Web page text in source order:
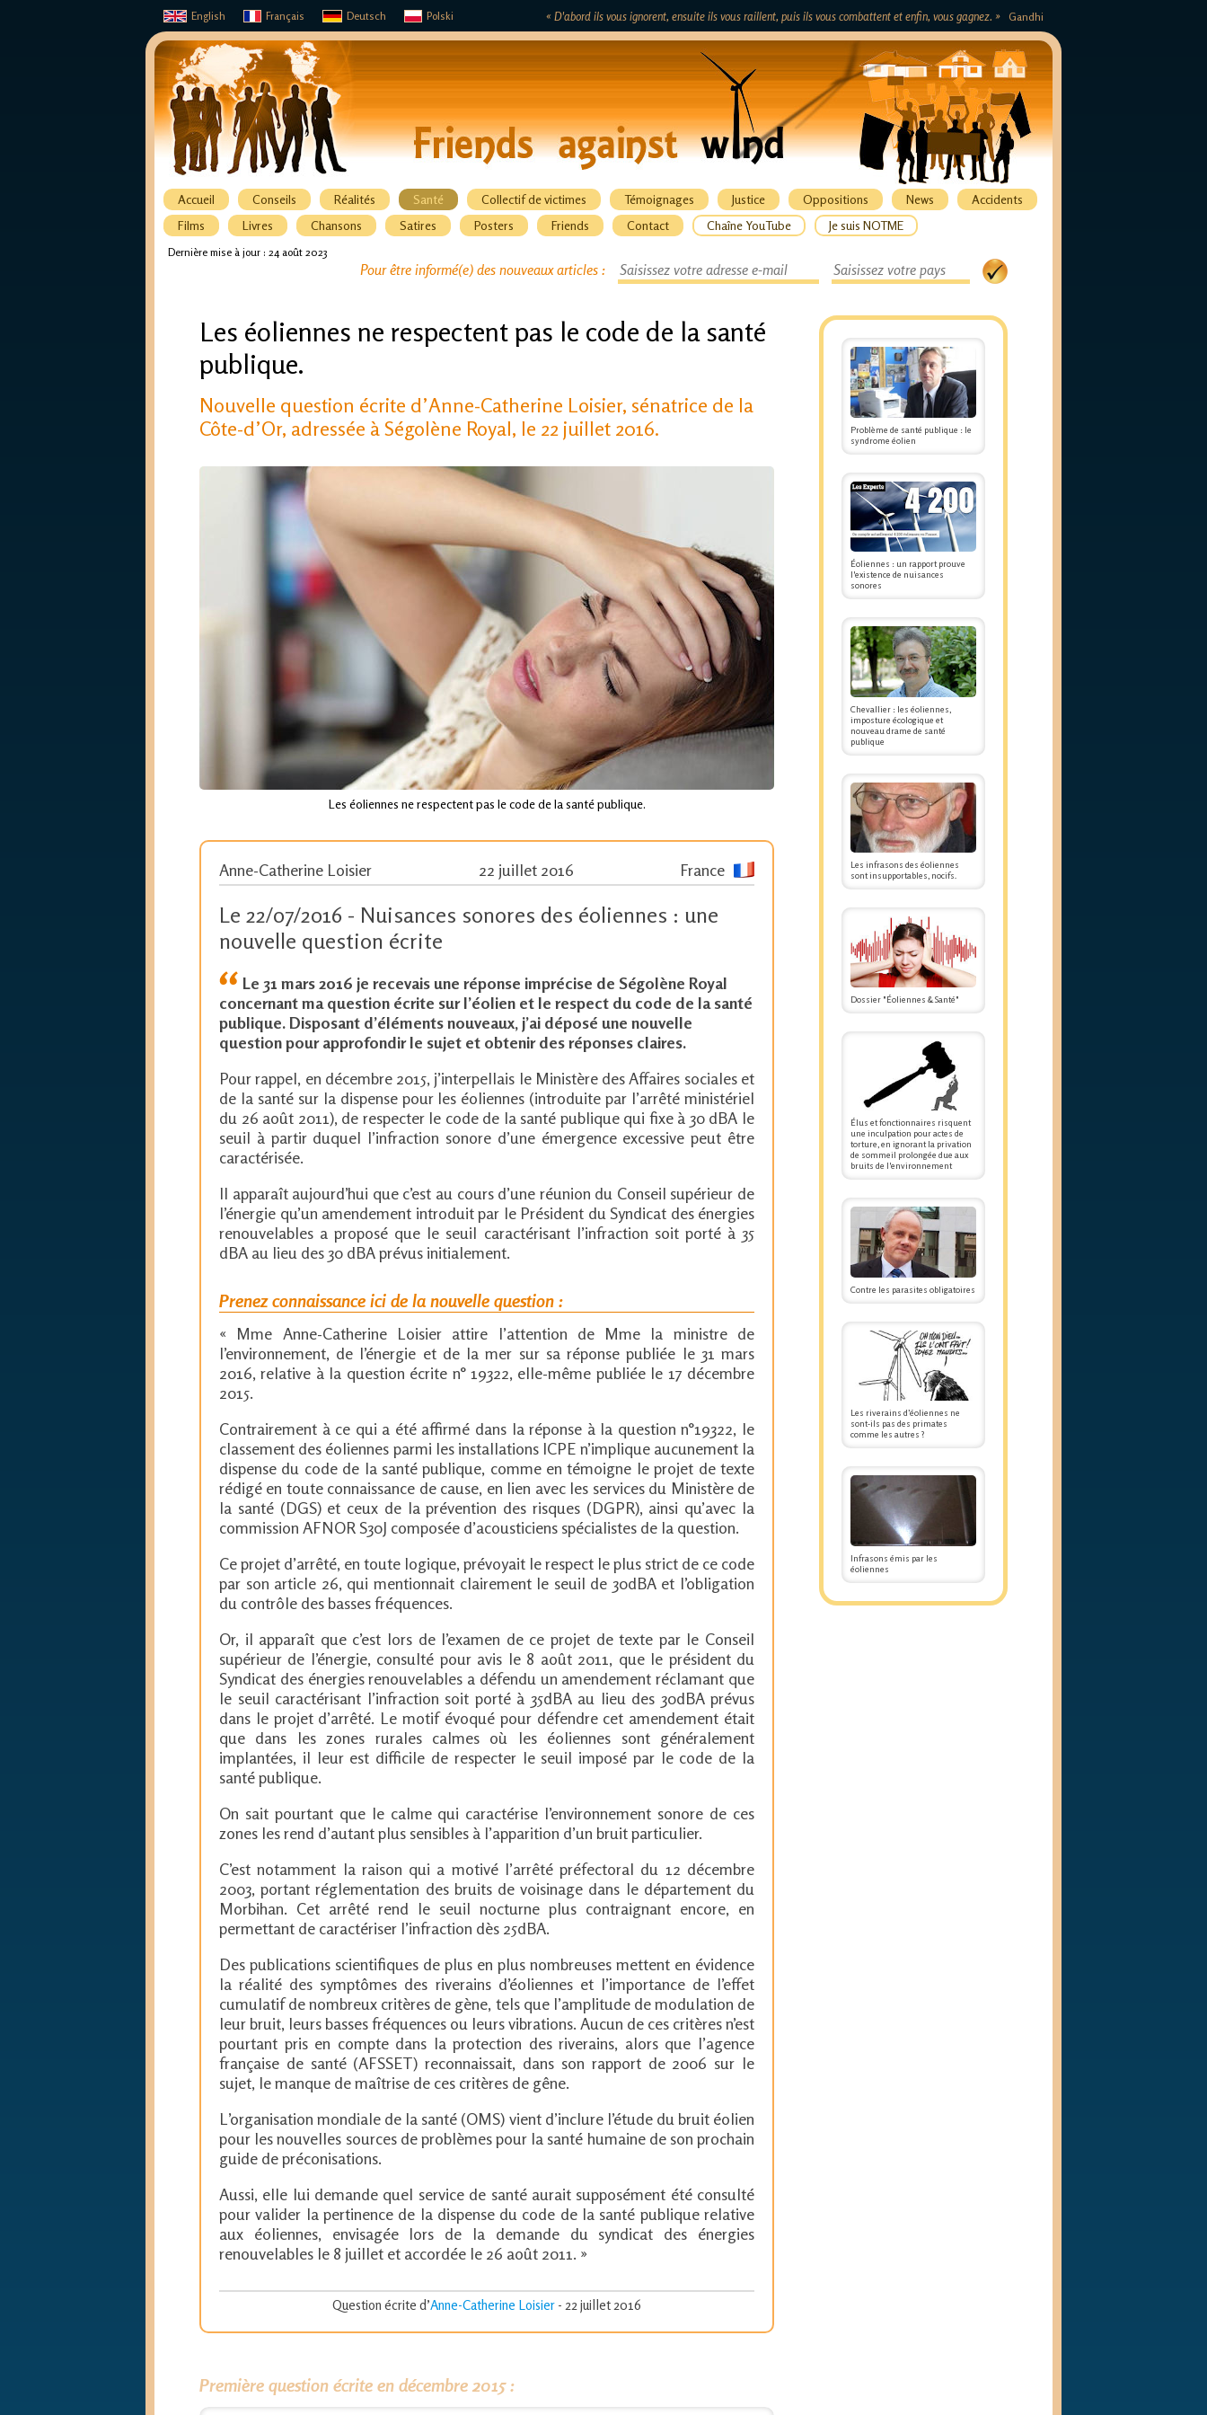
« D'abord ils vous ignorent, ensuite ils vous raillent, puis ils vous combattent et enfin, vous gagnez. » Gandhi
English Français Deutsch Polski
Accueil Conseils Réalités Santé Collectif de victimes Témoignages Justice Oppositions News
Accidents
Films
Livres Chansons Satires Posters Friends Contact Chaîne YouTube Je suis NOTME
Dernière mise à jour : 24 août 2023
Pour être informé(e) des nouveaux articles :
Problème de santé publique : le
syndrome éolien
Éoliennes : un rapport prouve
l'existence de nuisances
sonores
Chevallier : les éoliennes,
imposture écologique et
nouveau drame de santé
publique
Les infrasons des éoliennes
sont insupportables, nocifs.
Dossier "Éoliennes & Santé"
Élus et fonctionnaires risquent
une inculpation pour actes de
torture, en ignorant la privation
de sommeil prolongée due aux
bruits de l'environnement
Contre les parasites obligatoires
Les riverains d’éoliennes ne
sont-ils pas des primates
comme les autres ?
Infrasons émis par les
éoliennes
Les éoliennes ne respectent pas le code de la santé
publique.
Nouvelle question écrite d’Anne-Catherine Loisier, sénatrice de la
Côte-d’Or, adressée à Ségolène Royal, le 22 juillet 2016.
Les éoliennes ne respectent pas le code de la santé publique.
Anne-Catherine Loisier 22 juillet 2016 France
Le 22/07/2016 - Nuisances sonores des éoliennes : une
nouvelle question écrite
Le 31 mars 2016 je recevais une réponse imprécise de Ségolène Royal
concernant ma question écrite sur l’éolien et le respect du code de la santé
publique. Disposant d’éléments nouveaux, j’ai déposé une nouvelle
question pour approfondir le sujet et obtenir des réponses claires.
Pour rappel, en décembre 2015, j’interpellais le Ministère des Affaires sociales et
de la santé sur la dispense pour les éoliennes (introduite par l’arrêté ministériel
du 26 août 2011), de respecter le code de la santé publique qui fixe à 30 dBA le
seuil à partir duquel l’infraction sonore d’une émergence excessive peut être
caractérisée.
Il apparaît aujourd’hui que c’est au cours d’une réunion du Conseil supérieur de
l’énergie qu’un amendement introduit par le Président du Syndicat des énergies
renouvelables a proposé que le seuil caractérisant l’infraction soit porté à 35
dBA au lieu des 30 dBA prévus initialement.
Prenez connaissance ici de la nouvelle question :
« Mme Anne-Catherine Loisier attire l’attention de Mme la ministre de
l’environnement, de l’énergie et de la mer sur sa réponse publiée le 31 mars
2016, relative à la question écrite n° 19322, elle-même publiée le 17 décembre
2015.
Contrairement à ce qui a été affirmé dans la réponse à la question n°19322, le
classement des éoliennes parmi les installations ICPE n’implique aucunement la
dispense du code de la santé publique, comme en témoigne le projet de texte
rédigé en toute connaissance de cause, en lien avec les services du Ministère de
la santé (DGS) et ceux de la prévention des risques (DGPR), ainsi qu’avec la
commission AFNOR S30J composée d’acousticiens spécialistes de la question.
Ce projet d’arrêté, en toute logique, prévoyait le respect le plus strict de ce code
par son article 26, qui mentionnait clairement le seuil de 30dBA et l’obligation
du contrôle des basses fréquences.
Or, il apparaît que c’est lors de l’examen de ce projet de texte par le Conseil
supérieur de l’énergie, consulté pour avis le 8 août 2011, que le président du
Syndicat des énergies renouvelables a défendu un amendement réclamant que
le seuil caractérisant l’infraction soit porté à 35dBA au lieu des 30dBA prévus
dans le projet d’arrêté. Le motif évoqué pour défendre cet amendement était
que dans les zones rurales calmes où les éoliennes sont généralement
implantées, il leur est difficile de respecter le seuil imposé par le code de la
santé publique.
On sait pourtant que le calme qui caractérise l’environnement sonore de ces
zones les rend d’autant plus sensibles à l’apparition d’un bruit particulier.
C’est notamment la raison qui a motivé l’arrêté préfectoral du 12 décembre
2003, portant réglementation des bruits de voisinage dans le département du
Morbihan. Cet arrêté rend le seuil nocturne plus contraignant encore, en
permettant de caractériser l’infraction dès 25dBA.
Des publications scientifiques de plus en plus nombreuses mettent en évidence
la réalité des symptômes des riverains d’éoliennes et l’importance de l’effet
cumulatif de nombreux critères de gène, tels que l’amplitude de modulation de
leur bruit, leurs basses fréquences ou leurs vibrations. Aucun de ces critères n’est
pourtant pris en compte dans la protection des riverains, alors que l’agence
française de santé (AFSSET) reconnaissait, dans son rapport de 2006 sur le
sujet, le manque de maîtrise de ces critères de gêne.
L’organisation mondiale de la santé (OMS) vient d’inclure l’étude du bruit éolien
pour les nouvelles sources de problèmes pour la santé humaine de son prochain
guide de préconisations.
Aussi, elle lui demande quel service de santé aurait supposément été consulté
pour valider la pertinence de la dispense du code de la santé publique relative
aux éoliennes, envisagée lors de la demande du syndicat des énergies
renouvelables le 8 juillet et accordée le 26 août 2011. »
Question écrite d’Anne-Catherine Loisier - 22 juillet 2016
Première question écrite en décembre 2015 :